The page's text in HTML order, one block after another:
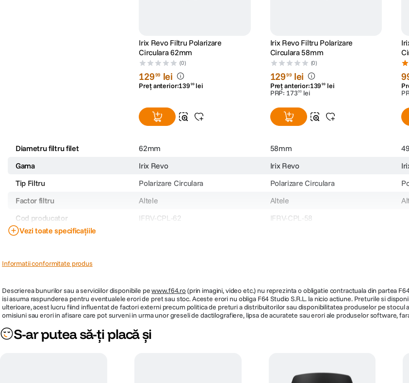
Irix Revo Filtru Polarizare
Circulara 62mm
(0)
12999 lei
Preț anterior:139 99 lei
Irix Revo Filtru Polarizare
Circulara 58mm
(0)
12999 lei
Preț anterior:139 99 lei
PRP: 17300 lei
Diametru filtru filet 62mm 58mm
Gama
Irix Revo Irix Revo
Tip Filtru
Polarizare Circulara Polarizare Circulara
Factor filtru
Altele Altele
Cod producator
IFRV-CPL-62 IFRV-CPL-58
PRP
Vezi toate specificațiile
Informatii conformitate produs
Descrierea bunurilor sau a serviciilor disponibile pewww.f64.ro(prin imagini, video etc.) nu reprezinta o obligatie contractuala din partea
isi asuma raspunderea pentru eventualele erori de pret sau stoc. Aceste erori nu obliga F64 Studio S.R.L. la nicio actiune. Preturile si
ulterioare, acest lucru fiind influentat de factori externi precum politica de preturi a distribuitorilor sau disponibilitatea produselor pe stocul
omisiuni sau erori in afisare care pot surveni in urma unor greseli de dactilografiere, lipsa de acuratete sau erori ale produselor software,
S-ar putea să-ți placă și